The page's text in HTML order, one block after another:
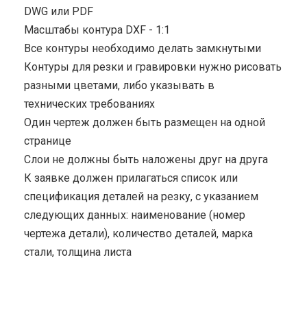
DWG или PDF
Масштабы контура DXF - 1:1
Все контуры необходимо делать замкнутыми
Контуры для резки и гравировки нужно рисовать
разными цветами, либо указывать в
технических требованиях
Один чертеж должен быть размещен на одной
странице
Cлои не должны быть наложены друг на друга
К заявке должен прилагаться список или
спецификация деталей на резку, с указанием
следующих данных: наименование (номер
чертежа детали), количество деталей, марка
стали, толщина листа